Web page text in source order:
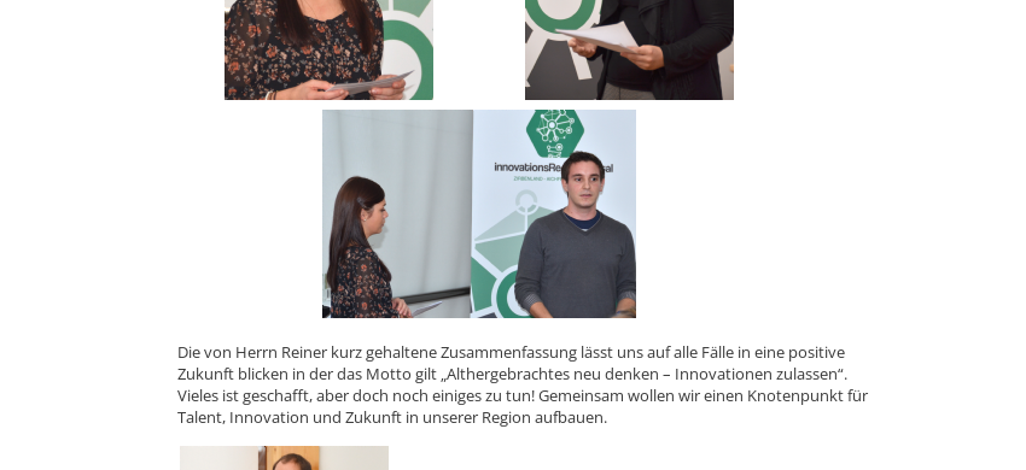
Die von Herrn Reiner kurz gehaltene Zusammenfassung lässt uns auf alle Fälle in eine positive
Zukunft blicken in der das Motto gilt „Althergebrachtes neu denken – Innovationen zulassen“.
Vieles ist geschafft, aber doch noch einiges zu tun! Gemeinsam wollen wir einen Knotenpunkt für
Talent, Innovation und Zukunft in unserer Region aufbauen.